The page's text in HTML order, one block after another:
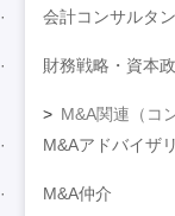
会計コンサルタ
財務戦略・資本
M&A関連（コ
M&Aアドバイザ
M&A仲介